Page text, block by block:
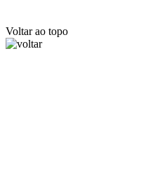
Voltar ao topo